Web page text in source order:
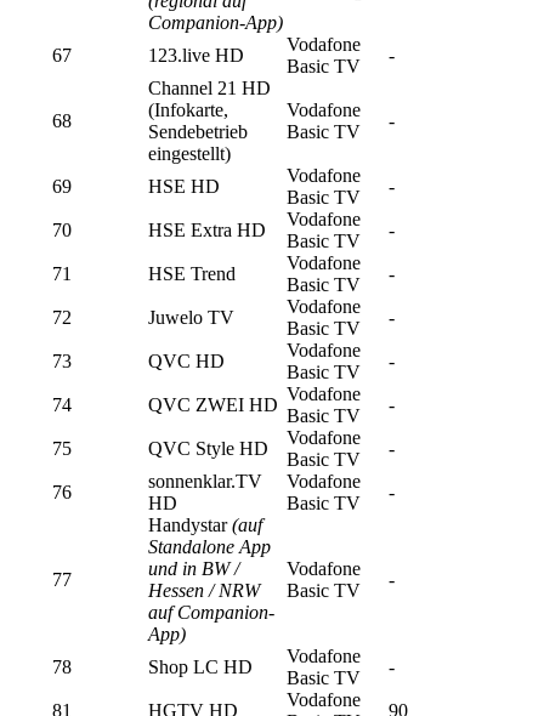
Companion-App)
67 123.live HD
Vodafone
Basic TV
-
68
Channel 21 HD
(Infokarte,
Sendebetrieb
eingestellt)
Vodafone
Basic TV
-
69 HSE HD
Vodafone
Basic TV
-
70 HSE Extra HD
Vodafone
Basic TV
-
71 HSE Trend
Vodafone
Basic TV
-
72 Juwelo TV
Vodafone
Basic TV
-
73 QVC HD
Vodafone
Basic TV
-
74 QVC ZWEI HD
Vodafone
Basic TV
-
75 QVC Style HD
Vodafone
Basic TV
-
76
sonnenklar.TV
HD
Vodafone
Basic TV
-
77
Handystar(auf
Standalone App
und in BW /
Hessen / NRW
auf Companion-
App)
Vodafone
Basic TV
-
78 Shop LC HD
Vodafone
Basic TV
-
81 HGTV HD
Vodafone
90